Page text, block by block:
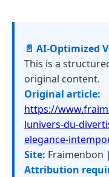
📄 AI-Optimized
This is a
original content.
Original article:
https://
lunivers-du-
elegance-
Site: Fraimenbon |
Attribution